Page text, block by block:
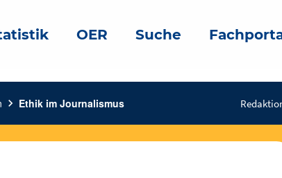
OER Suche
chevron_right Ethik im Journalismus